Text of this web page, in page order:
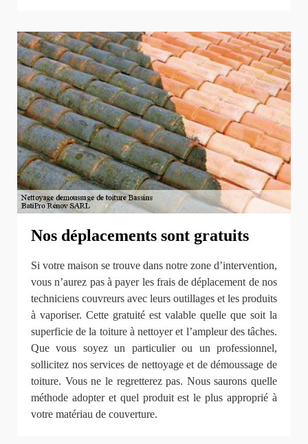
Nos déplacements sont gratuits
Si votre maison se trouve dans notre zone d’intervention,
vous n’aurez pas à payer les frais de déplacement de nos
techniciens couvreurs avec leurs outillages et les produits
à vaporiser. Cette gratuité est valable quelle que soit la
superficie de la toiture à nettoyer et l’ampleur des tâches.
Que vous soyez un particulier ou un professionnel,
sollicitez nos services de nettoyage et de démoussage de
toiture. Vous ne le regretterez pas. Nous saurons quelle
méthode adopter et quel produit est le plus approprié à
votre matériau de couverture.